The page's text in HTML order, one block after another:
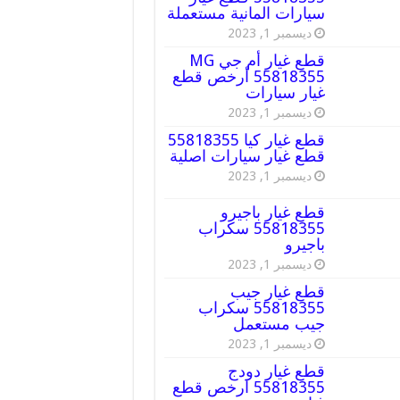
سيارات المانية مستعملة
ديسمبر 1, 2023
قطع غيار أم جي MG
55818355 أرخص قطع
غيار سيارات
ديسمبر 1, 2023
قطع غيار كيا 55818355
قطع غيار سيارات اصلية
ديسمبر 1, 2023
قطع غيار باجيرو
55818355 سكراب
باجيرو
ديسمبر 1, 2023
قطع غيار جيب
55818355 سكراب
جيب مستعمل
ديسمبر 1, 2023
قطع غيار دودج
55818355 ارخص قطع